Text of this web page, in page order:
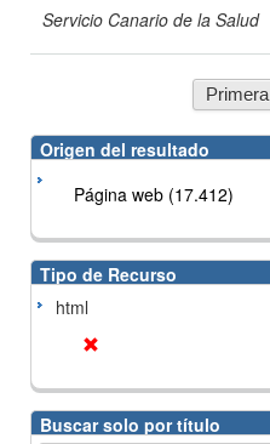
Servicio Canario de la Salud
Primera
Origen del resultado
Página web (17.412)
Tipo de Recurso
html
Buscar solo por título